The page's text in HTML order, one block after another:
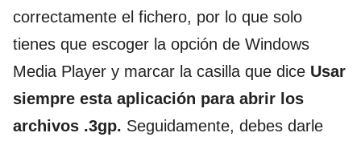
correctamente el fichero, por lo que solo
tienes que escoger la opción de Windows
Media Player y marcar la casilla que dice Usar
siempre esta aplicación para abrir los
archivos .3gp. Seguidamente, debes darle